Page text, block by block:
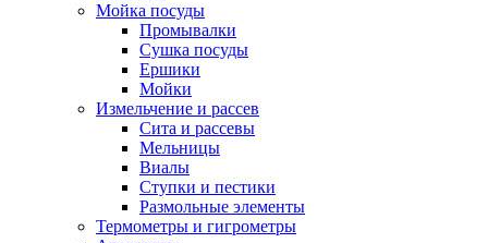
Мойка посуды
Промывалки
Сушка посуды
Ершики
Мойки
Измельчение и рассев
Сита и рассевы
Мельницы
Виалы
Ступки и пестики
Размольные элементы
Термометры и гигрометры